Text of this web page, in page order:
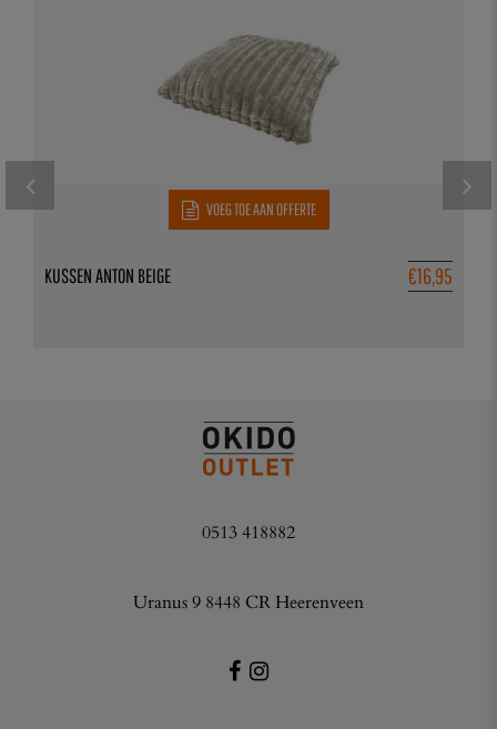
VOEG TOE AAN OFFERTE
€16,95
KUSSEN ANTON BEIGE
0513 418882
Uranus 9 8448 CR Heerenveen